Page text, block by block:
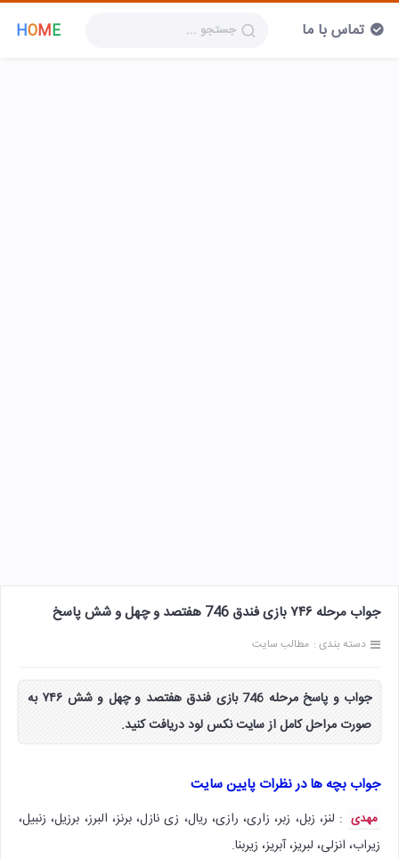
HOME تماس با ما
جواب مرحله ۷۴۶ بازی فندق 746 هفتصد و چهل و شش پاسخ
دسته بندی : مطالب سایت
جواب و پاسخ مرحله 746 بازی فندق هفتصد و چهل و شش ۷۴۶ به
صورت مراحل کامل از سایت نکس لود دریافت کنید.
جواب بچه ها در نظرات پایین سایت
مهدی : لنز، زبل، زبر، زاری، رازی، ریال، زی نازل، برنز، البرز، برزیل، زنبیل،
زیراب، انزلی، لبریز، آبریز، زیربنا.